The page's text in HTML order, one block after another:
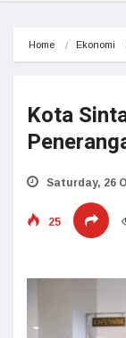
Home Ekonomi
Kota
Saturday, 26
25